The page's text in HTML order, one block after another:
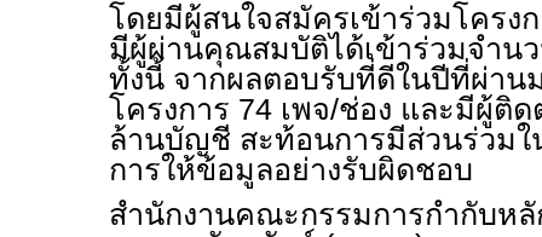
โดยมีผู้สนใจสมัครเข้าร่วมโครง
มีผู้ผ่านคุณสมบัติได้เข้าร่วมจำนว
ทั้งนี้ จากผลตอบรับที่ดีในปีที่ผ่าน
โครงการ 74 เพจ/ช่อง และมีผู้ติ
ล้านบัญชี สะท้อนการมีส่วนร่วมใ
การให้ข้อมูลอย่างรับผิดชอบ
สำนักงานคณะกรรมการกำกับห